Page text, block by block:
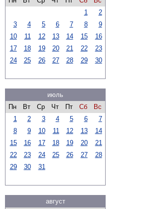
1
2
3
4 5 6 7 8
9
10
11 12 13 14 15
16
17
18 19 20 21 22
23
24
25 26 27 28 29 30
июль
Пн
Вт Ср Чт Пт Сб
Вс
1
2 3 4 5 6
7
8
9 10 11 12 13
14
15
16 17 18 19 20
21
22
23 24 25 26 27
28
29
30 31
август